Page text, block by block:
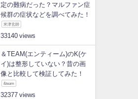
定の難病だった？マルファン症
候群の症状などを調べてみた！
米津玄師
33140
＆TEAM(エンティーム)のK(ケ
イ)は整形していない？昔の画
像と比較して検証してみた！
&team
32377